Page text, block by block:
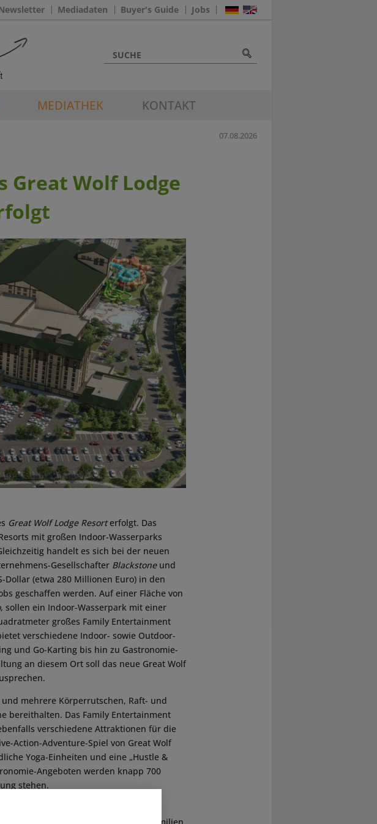
Mediadaten Buyer's Guide Jobs
MEDIATHEK KONTAKT
07.08.2026
Great Wolf Lodge
Great Wolf Lodge Resorterfolgt. Das
mit großen Indoor-Wasserparks
handelt es sich bei der neuen
Gesellschafter Blackstoneund
(etwa 280 Millionen Euro) in den
geschaffen werden. Auf einer Fläche von
, sollen ein Indoor-Wasserpark mit einer
großes Family Entertainment
verschiedene Indoor- sowie Outdoor-
und Go-Karting bis hin zu Gastronomie-
an diesem Ort soll das neue Great Wolf
mehrere Körperrutschen, Raft- und
bereithalten. Das Family Entertainment
verschiedene Attraktionen für die
Action-Adventure-Spiel von Great Wolf
Yoga-Einheiten und eine „Hustle &
Angeboten werden knapp 700
stehen.
Zeit zu verbringen, indem sie einen